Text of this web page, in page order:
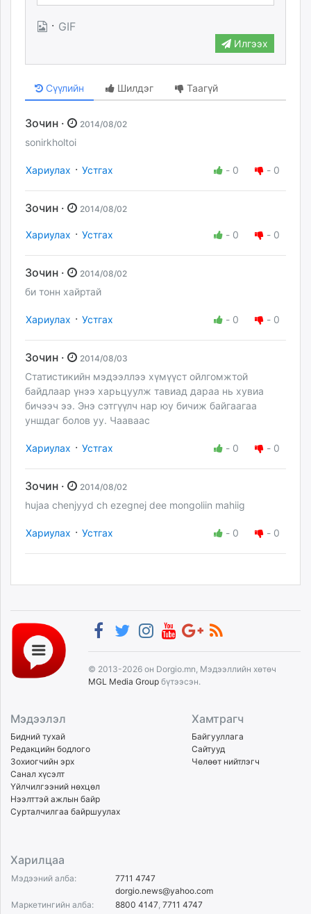
· GIF
Илгээх
Сүүлийн Шилдэг Таагүй
Зочин · 2014/08/02
sonirkholtoi
Хариулах · Устгах - 0 - 0
Зочин · 2014/08/02
Хариулах · Устгах - 0 - 0
Зочин · 2014/08/02
би тонн хайртай
Хариулах · Устгах - 0 - 0
Зочин · 2014/08/03
Статистикийн мэдээллээ хүмүүст ойлгомжтой
байдлаар үнээ харьцуулж тавиад дараа нь хувиа
бичээч ээ. Энэ сэтгүүлч нар юу бичиж байгаагаа
уншдаг болов уу. Чааваас
Хариулах · Устгах - 0 - 0
Зочин · 2014/08/02
hujaa chenjyyd ch ezegnej dee mongoliin mahiig
Хариулах · Устгах - 0 - 0
© 2013-2026 он Dorgio.mn, Мэдээллийн хөтөч
MGL Media Group бүтээсэн.
Мэдээлэл
Бидний тухай
Редакцийн бодлого
Зохиогчийн эрх
Санал хүсэлт
Үйлчилгээний нөхцөл
Нээлттэй ажлын байр
Сурталчилгаа байршуулах
Хамтрагч
Байгууллага
Сайтууд
Чөлөөт нийтлэгч
Харилцаа
Мэдээний алба:
7711 4747
dorgio.news@yahoo.com
Маркетингийн алба:
8800 4147, 7711 4747